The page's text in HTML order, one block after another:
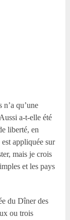
qu’une
a-t-elle été
liberté, en
appliquée sur
mais je crois
et les pays
du Dîner des
ou trois